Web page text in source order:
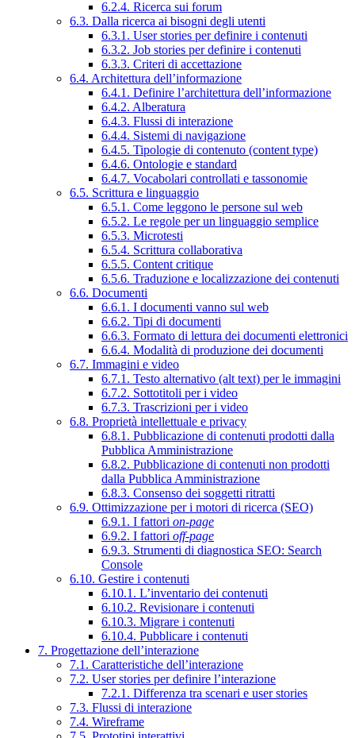
6.2.4. Ricerca sui forum
6.3. Dalla ricerca ai bisogni degli utenti
6.3.1. User stories per definire i contenuti
6.3.2. Job stories per definire i contenuti
6.3.3. Criteri di accettazione
6.4. Architettura dell’informazione
6.4.1. Definire l’architettura dell’informazione
6.4.2. Alberatura
6.4.3. Flussi di interazione
6.4.4. Sistemi di navigazione
6.4.5. Tipologie di contenuto (content type)
6.4.6. Ontologie e standard
6.4.7. Vocabolari controllati e tassonomie
6.5. Scrittura e linguaggio
6.5.1. Come leggono le persone sul web
6.5.2. Le regole per un linguaggio semplice
6.5.3. Microtesti
6.5.4. Scrittura collaborativa
6.5.5. Content critique
6.5.6. Traduzione e localizzazione dei contenuti
6.6. Documenti
6.6.1. I documenti vanno sul web
6.6.2. Tipi di documenti
6.6.3. Formato di lettura dei documenti elettronici
6.6.4. Modalità di produzione dei documenti
6.7. Immagini e video
6.7.1. Testo alternativo (alt text) per le immagini
6.7.2. Sottotitoli per i video
6.7.3. Trascrizioni per i video
6.8. Proprietà intellettuale e privacy
6.8.1. Pubblicazione di contenuti prodotti dalla
Pubblica Amministrazione
6.8.2. Pubblicazione di contenuti non prodotti
dalla Pubblica Amministrazione
6.8.3. Consenso dei soggetti ritratti
6.9. Ottimizzazione per i motori di ricerca (SEO)
6.9.1. I fattori on-page
6.9.2. I fattori off-page
6.9.3. Strumenti di diagnostica SEO: Search
Console
6.10. Gestire i contenuti
6.10.1. L’inventario dei contenuti
6.10.2. Revisionare i contenuti
6.10.3. Migrare i contenuti
6.10.4. Pubblicare i contenuti
7. Progettazione dell’interazione
7.1. Caratteristiche dell’interazione
7.2. User stories per definire l’interazione
7.2.1. Differenza tra scenari e user stories
7.3. Flussi di interazione
7.4. Wireframe